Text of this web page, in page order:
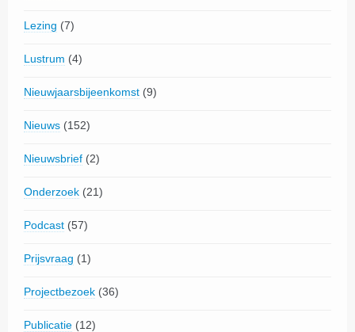
Lezing (7)
Lustrum (4)
Nieuwjaarsbijeenkomst (9)
Nieuws (152)
Nieuwsbrief (2)
Onderzoek (21)
Podcast (57)
Prijsvraag (1)
Projectbezoek (36)
Publicatie (12)